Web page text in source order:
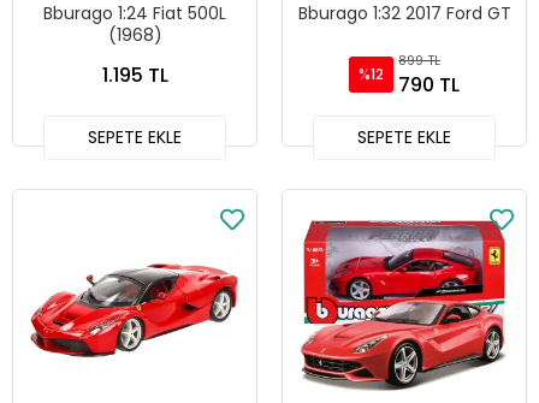
Bburago 1:24 Fiat 500L
(1968)
1.195 TL
SEPETE EKLE
Bburago 1:32 2017 Ford GT
%12
899 TL
790 TL
SEPETE EKLE